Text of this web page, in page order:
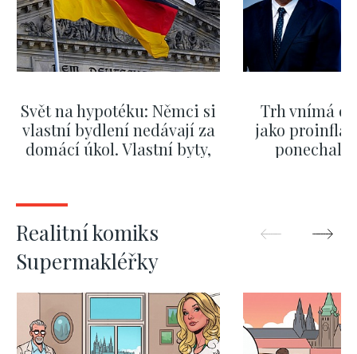
Svět na hypotéku: Němci si
vlastní bydlení nedávají za
domácí úkol. Vlastní byty,
Trh vnímá
jako
ponechali
Realitní komiks
Supermakléřky